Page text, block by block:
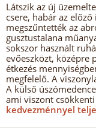
Látszik az új
csere, habár az
megszűntették az
gusztustalana
sokszor használt
evőeszközt, középre
étkezés
megfelelő. A
A külső
ami viszont csökkenti
kedvezménnyel